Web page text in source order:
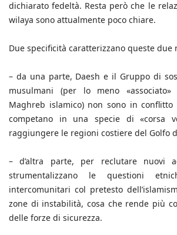
dichiarato fedeltà. Resta però che le
wilaya sono attualmente poco chiare.
Due specificità caratterizzano queste due
– da una parte, Daesh e il Gruppo di
musulmani (per lo meno
Maghreb islamico) non sono in
competano in una specie di «corsa
raggiungere le regioni costiere del Golfo
– d’altra parte, per reclutare nuovi
strumentalizzano le questioni
intercomunitari col pretesto
zone di instabilità, cosa che rende più
delle forze di sicurezza.